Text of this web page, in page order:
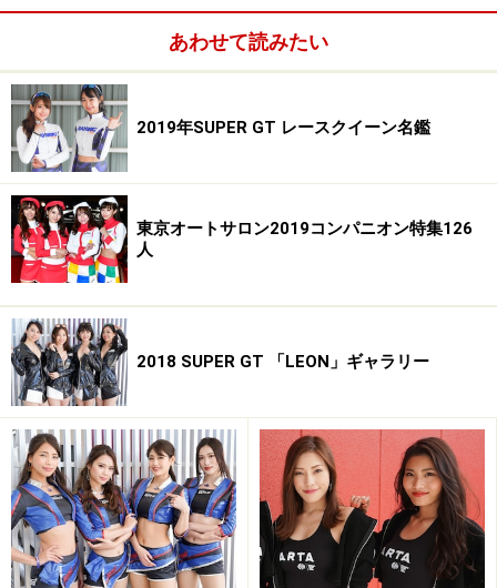
あわせて読みたい
2019年SUPER GT レースクイーン名鑑
東京オートサロン2019コンパニオン特集126
人
2018 SUPER GT 「LEON」ギャラリー